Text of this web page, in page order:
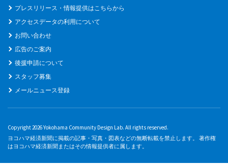
プレスリリース・情報提供はこちらから
アクセスデータの利用について
お問い合わせ
広告のご案内
後援申請について
スタッフ募集
メールニュース登録
Copyright 2026 Yokohama Community Design Lab. All rights reserved.
ヨコハマ経済新聞に掲載の記事・写真・図表などの無断転載を禁止します。 著作権
はヨコハマ経済新聞またはその情報提供者に属します。